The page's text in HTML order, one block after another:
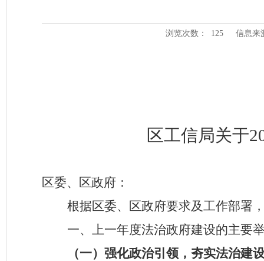
浏览次数： 125 信息来
区工信局关于
区委、区政府：
根据区委、区政府要求及工作部署
一、上一年度法治政府建设的主要
（一）强化政治引领，夯实法治建